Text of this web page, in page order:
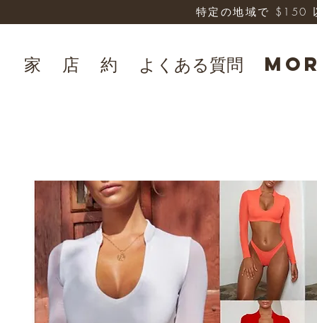
家 店 約 よくある質問
特定の地域で $150